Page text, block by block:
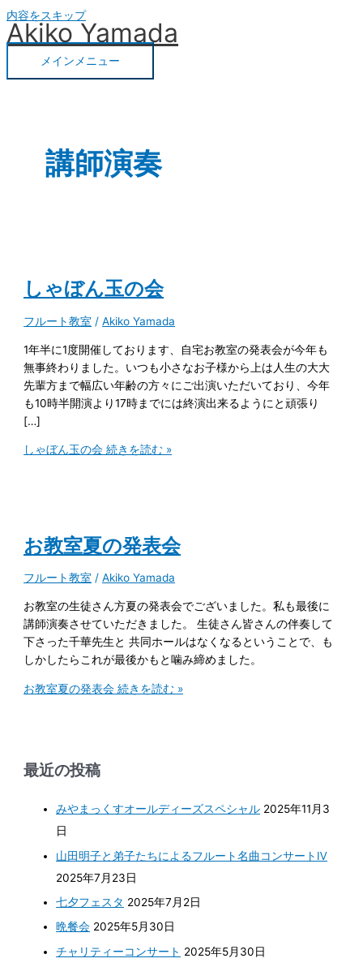
内容をスキップ
Akiko Yamada
メインメニュー
講師演奏
しゃぼん玉の会
フルート教室 /Akiko Yamada
1年半に1度開催しております、自宅お教室の発表会が今年も
無事終わりました。いつも小さなお子様から上は人生の大大
先輩方まで幅広い年齢の方々にご出演いただいており、今年
も10時半開演より17時までには終演出来るようにと頑張り
[…]
しゃぼん玉の会 続きを読む »
お教室夏の発表会
フルート教室 /Akiko Yamada
お教室の生徒さん方夏の発表会でございました。私も最後に
講師演奏させていただきました。 生徒さん皆さんの伴奏して
下さった千華先生と 共同ホールはなくなるということで、も
しかしたらこれが最後かもと噛み締めました。
お教室夏の発表会 続きを読む »
最近の投稿
みやまっくすオールディーズスペシャル 2025年11月3
日
山田明子と弟子たちによるフルート名曲コンサートⅣ
2025年7月23日
七夕フェスタ 2025年7月2日
晩餐会 2025年5月30日
チャリティーコンサート 2025年5月30日